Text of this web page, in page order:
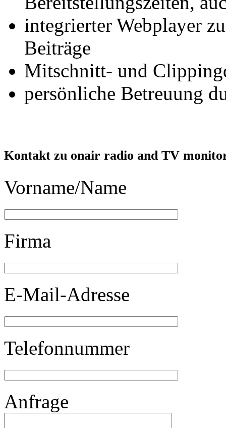
integrierter Webplayer
Beiträge
Mitschnitt- und
persönliche Betreuung
Kontakt zu onair radio and TV
Vorname/Name
Firma
E-Mail-Adresse
Telefonnummer
Anfrage